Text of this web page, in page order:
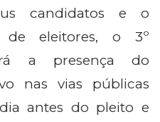
candidatos e o
de eleitores, o 3º
a presença do
nas vias públicas
antes do pleito e